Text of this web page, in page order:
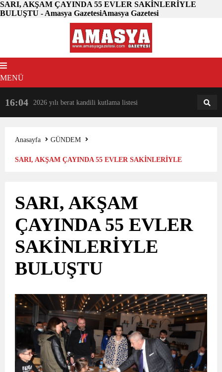
SARI, AKŞAM ÇAYINDA 55 EVLER SAKİNLERİYLE
BULUŞTU - Amasya GazetesiAmasya Gazetesi
MENÜ
16:04 2026 yılı berat kandili kutlama listesi 18:31
Anasayfa
GÜNDEM
SARI, AKŞAM ÇAYINDA 55 EVLER SAKİNLERİYLE
SARI, AKŞAM
ÇAYINDA 55 EVLER
SAKİNLERİYLE
BULUŞTU